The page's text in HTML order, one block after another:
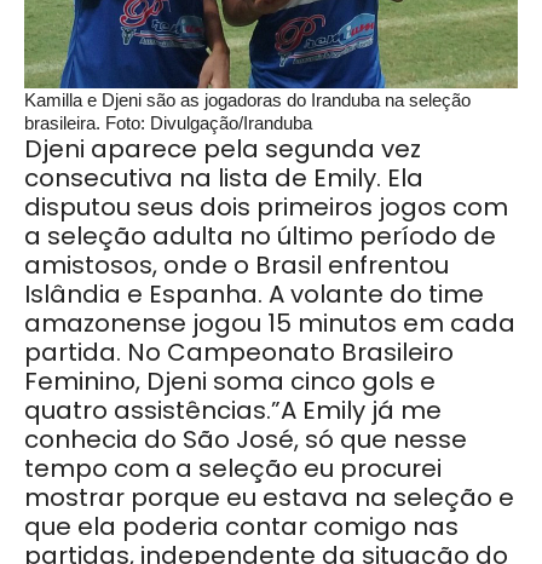
Kamilla e Djeni são as jogadoras do Iranduba na seleção
brasileira. Foto: Divulgação/Iranduba
Djeni aparece pela segunda vez
consecutiva na lista de Emily. Ela
disputou seus dois primeiros jogos com
a seleção adulta no último período de
amistosos, onde o Brasil enfrentou
Islândia e Espanha. A volante do time
amazonense jogou 15 minutos em cada
partida. No Campeonato Brasileiro
Feminino, Djeni soma cinco gols e
quatro assistências.”A Emily já me
conhecia do São José, só que nesse
tempo com a seleção eu procurei
mostrar porque eu estava na seleção e
que ela poderia contar comigo nas
partidas, independente da situação do